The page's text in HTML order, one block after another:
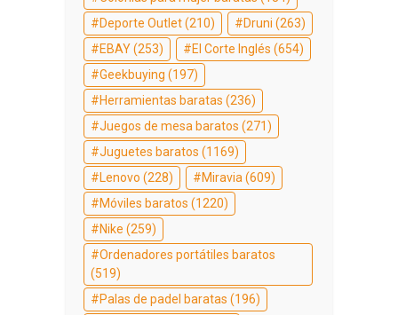
Deporte Outlet(210) Druni (263)
EBAY(253) El Corte Inglés (654)
Geekbuying (197)
Herramientas baratas (236)
Juegos de mesa baratos (271)
Juguetes baratos (1169)
Lenovo (228) Miravia (609)
Móviles baratos (1220)
Nike (259)
Ordenadores portátiles baratos
(519)
Palas de padel baratas (196)